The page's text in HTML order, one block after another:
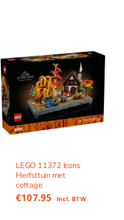
LEGO 11372 Icons
Herfsttuin met
cottage
€107.95 Incl. BTW